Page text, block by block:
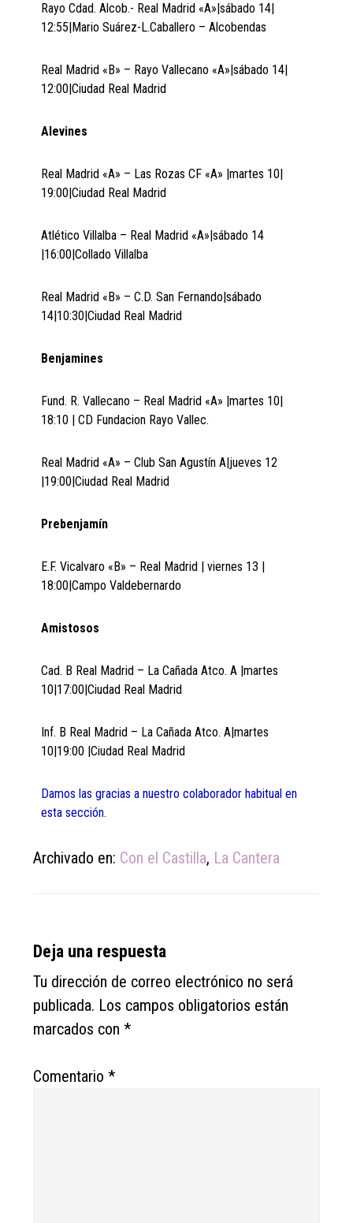
Rayo Cdad. Alcob.- Real Madrid «A»|sábado 14|
12:55|Mario Suárez-L.Caballero – Alcobendas
Real Madrid «B» – Rayo Vallecano «A»|sábado 14|
12:00|Ciudad Real Madrid
Alevines
Real Madrid «A» – Las Rozas CF «A» |martes 10|
19:00|Ciudad Real Madrid
Atlético Villalba – Real Madrid «A»|sábado 14
|16:00|Collado Villalba
Real Madrid «B» – C.D. San Fernando|sábado
14|10:30|Ciudad Real Madrid
Benjamines
Fund. R. Vallecano – Real Madrid «A» |martes 10|
18:10 | CD Fundacion Rayo Vallec.
Real Madrid «A» – Club San Agustín A|jueves 12
|19:00|Ciudad Real Madrid
Prebenjamín
E.F. Vicalvaro «B» – Real Madrid | viernes 13 |
18:00|Campo Valdebernardo
Amistosos
Cad. B Real Madrid – La Cañada Atco. A |martes
10|17:00|Ciudad Real Madrid
Inf. B Real Madrid – La Cañada Atco. A|martes
10|19:00 |Ciudad Real Madrid
Damos las gracias a nuestro colaborador habitual en
esta sección.
Archivado en: Con el Castilla, La Cantera
Reader
Interactions
Deja una respuesta
Tu dirección de correo electrónico no será
publicada. Los campos obligatorios están
marcados con*
Comentario*